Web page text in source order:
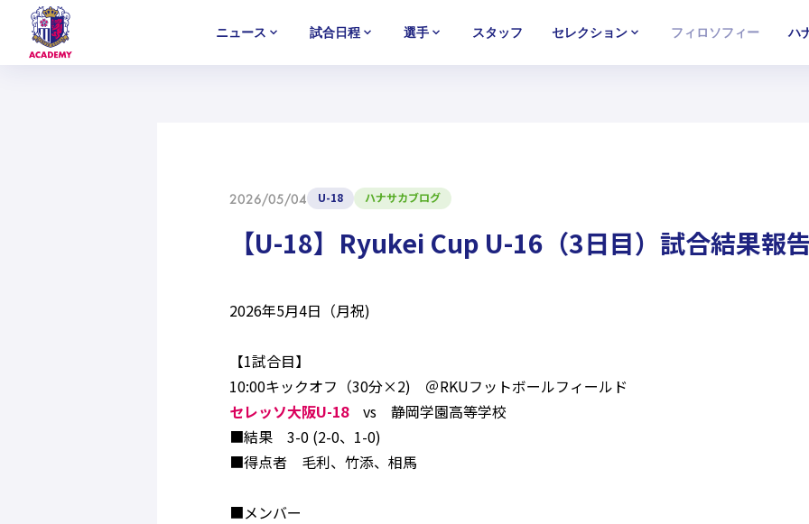
ニュース 試合日程 選手 スタッフ セレクション フィロソフィー ハ
2026/05/04 U-18 ハナサカブログ
【U-18】Ryukei Cup U-16（3日目）試合結果報
2026年5月4日（月祝)
【1試合目】
10:00キックオフ（30分×2) ＠RKUフットボールフィールド
セレッソ大阪U-18vs 静岡学園高等学校
■結果 3-0 (2-0、1-0)
■得点者 毛利、竹添、相馬
■メンバー